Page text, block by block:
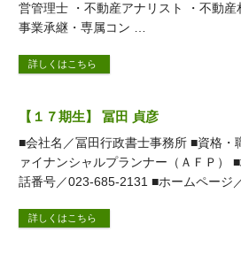
営管理士 ・不動産アナリスト ・不動産
事業承継・専属コン …
詳しくはこちら
【１７期生】 冨田 貞彦
■会社名／冨田行政書士事務所 ■資格・
ァイナンシャルプランナー（ＡＦＰ）
話番号／023-685-2131 ■ホームページ
詳しくはこちら